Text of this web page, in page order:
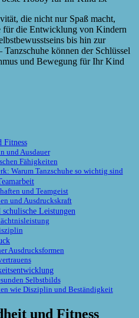
die nicht nur Spaß macht,
für die Entwicklung von Kindern
bis hin zur
können der Schlüssel
und Bewegung für Ihr Kind
Fitness
und Ausdauer
Fähigkeiten
Warum Tanzschuhe so wichtig sind
und Teamgeist
und Ausdruckskraft
Leistungen
Ausdrucksformen
Selbstbilds
wie Disziplin und Beständigkeit
und Fitness